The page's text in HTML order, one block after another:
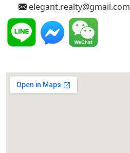
elegant.realty@gmail.com